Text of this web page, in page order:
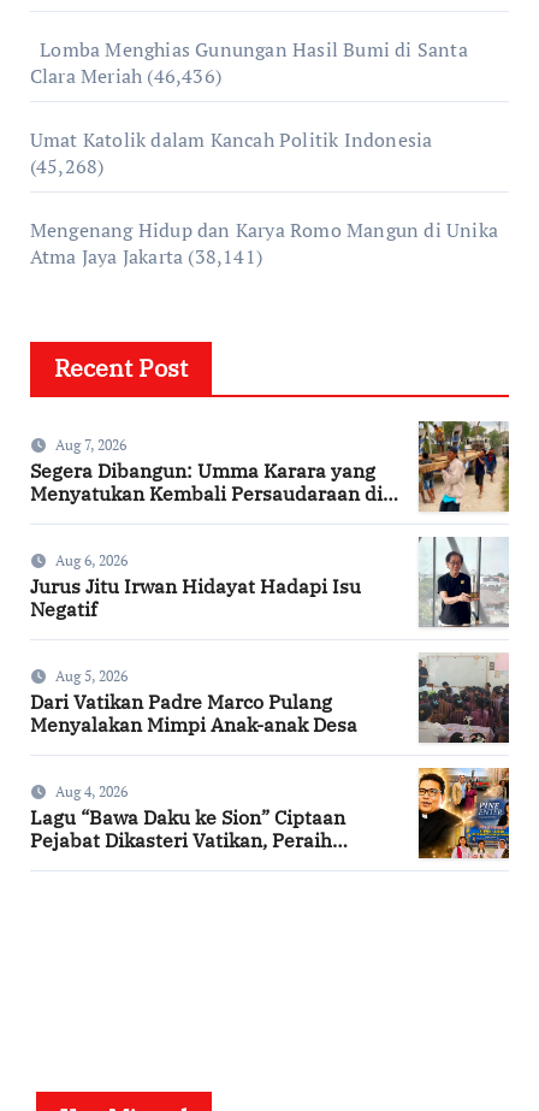
Lomba Menghias Gunungan Hasil Bumi di Santa
Clara Meriah (46,436)
Umat Katolik dalam Kancah Politik Indonesia
(45,268)
Mengenang Hidup dan Karya Romo Mangun di Unika
Atma Jaya Jakarta (38,141)
Recent Post
Aug 7, 2026
Segera Dibangun: Umma Karara yang
Menyatukan Kembali Persaudaraan di
Aug 6, 2026
Jurus Jitu Irwan Hidayat Hadapi Isu
Negatif
Aug 5, 2026
Dari Vatikan Padre Marco Pulang
Menyalakan Mimpi Anak-anak Desa
Aug 4, 2026
Lagu “Bawa Daku ke Sion” Ciptaan
Pejabat Dikasteri Vatikan, Peraih